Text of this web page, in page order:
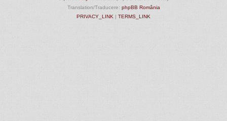
Translation/Traducere: phpBB România
PRIVACY_LINK | TERMS_LINK